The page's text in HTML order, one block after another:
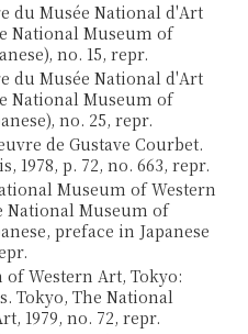
du Musée National d'Art
National Museum of
no. 15, repr.
du Musée National d'Art
National Museum of
no. 25, repr.
de Gustave Courbet.
1978, p. 72, no. 663, repr.
Museum of Western
National Museum of
preface in Japanese
Western Art, Tokyo:
Tokyo, The National
1979, no. 72, repr.